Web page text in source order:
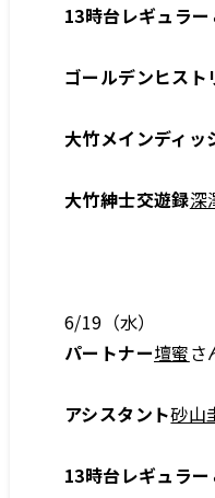
13時台レギュラ
ゴールデンヒスト
大竹メインディッ
大竹紳士交遊録深
6/19（水）
パートナー壇蜜さ
アシスタント砂山
13時台レギュラ